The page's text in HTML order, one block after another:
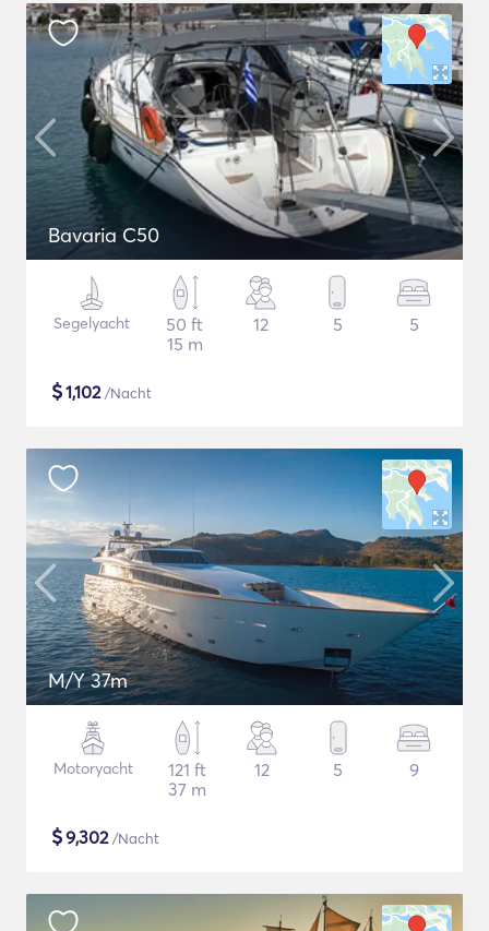
Bavaria C50
Segelyacht
50 ft
15 m
12 5 5
$1,102/Nacht
M/Y 37m
Motoryacht
121 ft
37 m
12 5 9
$9,302/Nacht